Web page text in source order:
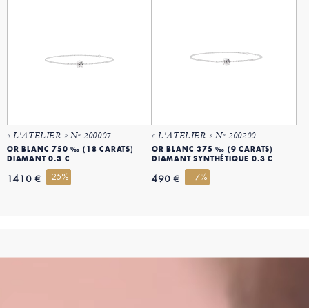
« L'ATELIER » Nº 200007
OR BLANC 750 ‰ (18 CARATS)
DIAMANT 0.3 C
1410 € -25%
« L'ATELIER » Nº 200200
OR BLANC 375 ‰ (9 CARATS)
DIAMANT SYNTHÉTIQUE 0.3 C
490 € -17%